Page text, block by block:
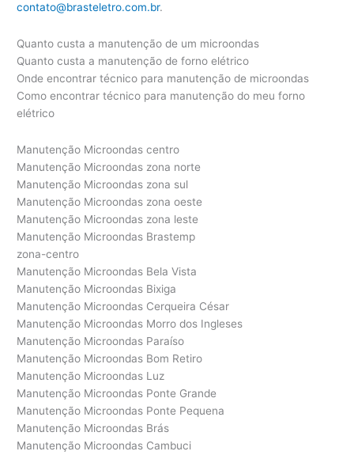
contato@brasteletro.com.br.
Quanto custa a manutenção de um microondas
Quanto custa a manutenção de forno elétrico
Onde encontrar técnico para manutenção de microondas
Como encontrar técnico para manutenção do meu forno
elétrico
Manutenção Microondas centro
Manutenção Microondas zona norte
Manutenção Microondas zona sul
Manutenção Microondas zona oeste
Manutenção Microondas zona leste
Manutenção Microondas Brastemp
zona-centro
Manutenção Microondas Bela Vista
Manutenção Microondas Bixiga
Manutenção Microondas Cerqueira César
Manutenção Microondas Morro dos Ingleses
Manutenção Microondas Paraíso
Manutenção Microondas Bom Retiro
Manutenção Microondas Luz
Manutenção Microondas Ponte Grande
Manutenção Microondas Ponte Pequena
Manutenção Microondas Brás
Manutenção Microondas Cambuci